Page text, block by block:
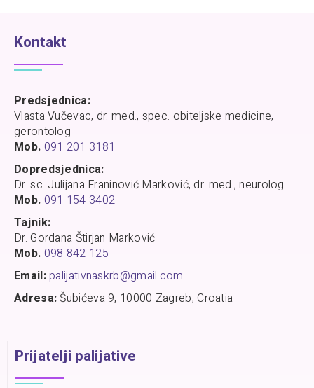
Kontakt
Predsjednica:
Vlasta Vučevac, dr. med., spec. obiteljske medicine,
gerontolog
Mob. 091 201 3181
Dopredsjednica:
Dr. sc. Julijana Franinović Marković, dr. med., neurolog
Mob. 091 154 3402
Tajnik:
Dr. Gordana Štirjan Marković
Mob. 098 842 125
Email:palijativnaskrb@gmail.com
Adresa:Šubićeva 9, 10000 Zagreb, Croatia
Prijatelji palijative